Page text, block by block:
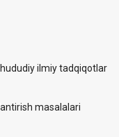
ilmiy tadqiqotlar
masalalari